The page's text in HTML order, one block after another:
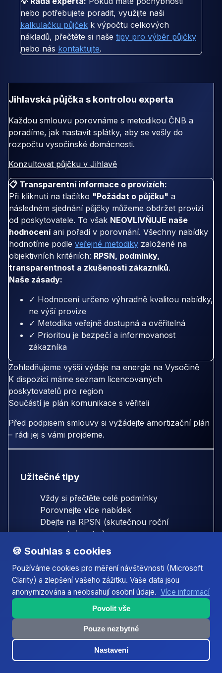
nebo potřebujete poradit, využijte naši
kalkulačku půjček k výpočtu celkových
nákladů, přečtěte si naše tipy pro výběr půjčky
nebo nás kontaktujte.
Jihlavská půjčka s kontrolou experta
Každou smlouvu porovnáme s metodikou ČNB a
poradíme, jak nastavit splátky, aby se vešly do
rozpočtu vysočinské domácnosti.
Konzultovat půjčku v Jihlavě
📋 Transparentní informace o provizích:
Při kliknutí na tlačítko "Požádat o půjčku" a
následném sjednání půjčky můžeme obdržet provizi
od poskytovatele. To však NEOVLIVŇUJE naše
hodnoceníani pořadí v porovnání. Všechny nabídky
hodnotíme podle veřejné metodiky založené na
objektivních kritériích: RPSN, podmínky,
transparentnost a zkušenosti zákazníků.
Naše zásady:
✓ Hodnocení určeno výhradně kvalitou nabídky,
ne výší provize
✓ Metodika veřejně dostupná a ověřitelná
✓ Prioritou je bezpečí a informovanost
zákazníka
Zohledňujeme vyšší výdaje na energie na Vysočině
K dispozici máme seznam licencovaných
poskytovatelů pro region
Součástí je plán komunikace s věřiteli
Před podpisem smlouvy si vyžádejte amortizační plán
– rádi jej s vámi projdeme.
Užitečné tipy
Vždy si přečtěte celé podmínky
Porovnejte více nabídek
Dbejte na RPSN (skutečnou roční
procentní sazbu)
Další tipy →
Půjčky v okolních městech
Hledáte půjčku mimo Jihlava? Podívejte se na naše
recenze a kalkulačky pro nejbližší města:
Jihlava - Helenín
🍪 Souhlas s cookies
Používáme cookies pro měření návštěvnosti (Microsoft
Clarity) a zlepšení vašeho zážitku. Vaše data jsou
anonymizována a neobsahují osobní údaje. Více informací
Povolit vše
Pouze nezbytné
Nastavení